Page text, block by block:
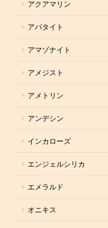
アクアマリン
アパタイト
アマゾナイト
アメジスト
アメトリン
アンデシン
インカローズ
エンジェルシリカ
エメラルド
オニキス